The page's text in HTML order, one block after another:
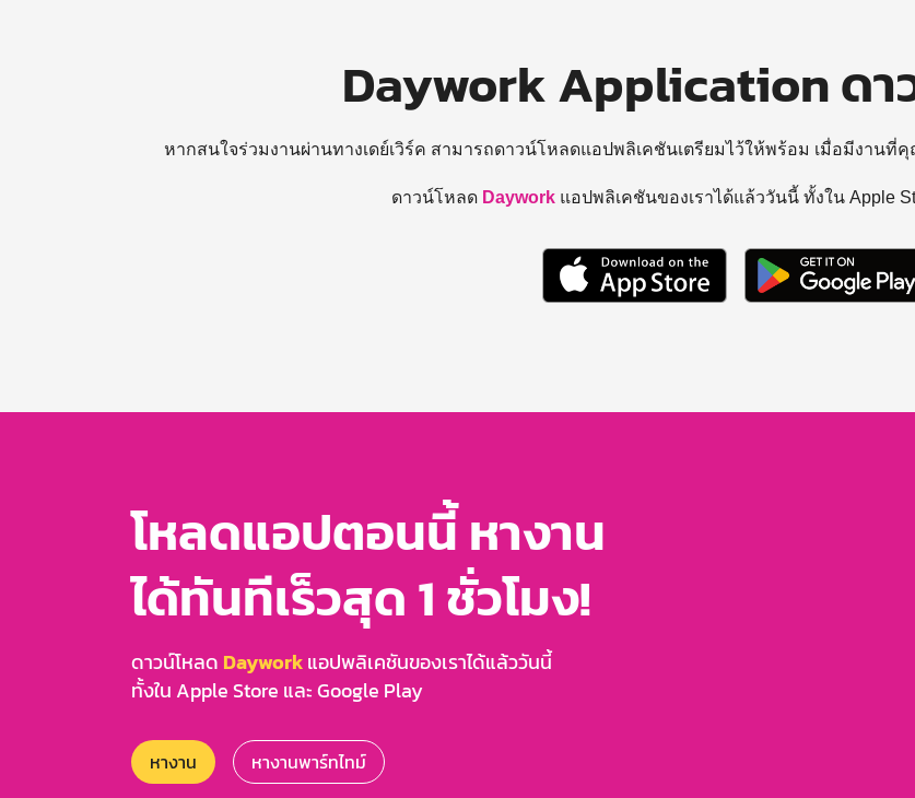
Daywork Application ดา
หากสนใจร่วมงานผ่านทางเดย์เวิร์ค สามารถดาวน์โหลดแอปพลิเคชันเตรียมไว้ให้พร้อม เมื่อมีงานที่
ดาวน์โหลด Daywork แอปพลิเคชันของเราได้แล้ววันนี้ ทั้งใน Apple
โหลดแอปตอนนี้ หางาน
ได้ทันทีเร็วสุด 1 ชั่วโมง!
ดาวน์โหลด Dayworkแอปพลิเคชันของเราได้แล้ววันนี้
ทั้งใน Apple Store และ Google Play
หางาน หางานพาร์ทไทม์